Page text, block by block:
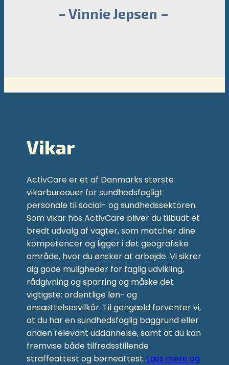
– Vinnie Jepsen –
Vikar
ActivCare er et af Danmarks største
vikarbureauer for sundhedsfagligt
personale til social- og sundhedssektoren.
Som vikar hos ActivCare bliver du tilbudt et
bredt udvalg af vagter, som matcher dine
kompetencer og ligger i det geografiske
område, hvor du ønsker at arbejde. Vi sikrer
dig gode muligheder for faglig udvikling,
rådgivning og sparring og måske det
vigtigste: ordentlige løn- og
ansættelsesvilkår. Til gengæld forventer vi,
at du har en sundhedsfaglig baggrund eller
anden relevant uddannelse, samt at du kan
fremvise både tilfredsstillende
straffeattest og børneattest. Læs mere og